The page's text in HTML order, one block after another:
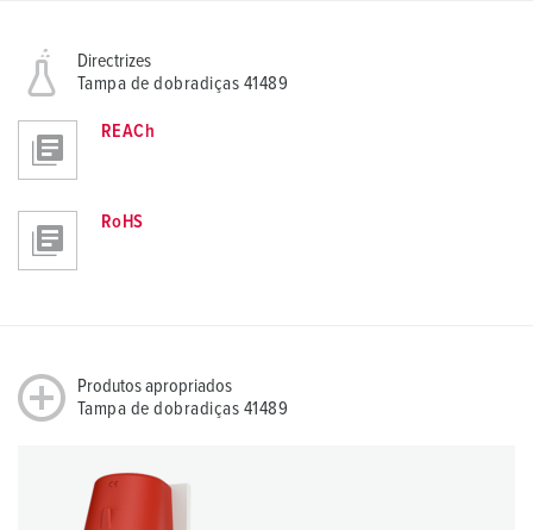
Directrizes
Tampa de dobradiças 41489
REACh
RoHS
Produtos apropriados
Tampa de dobradiças 41489